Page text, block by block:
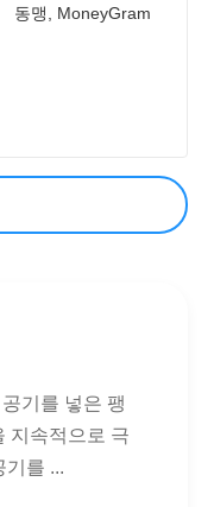
동맹, MoneyGram
기를 넣은 팽
지속적으로 극
기를 ...